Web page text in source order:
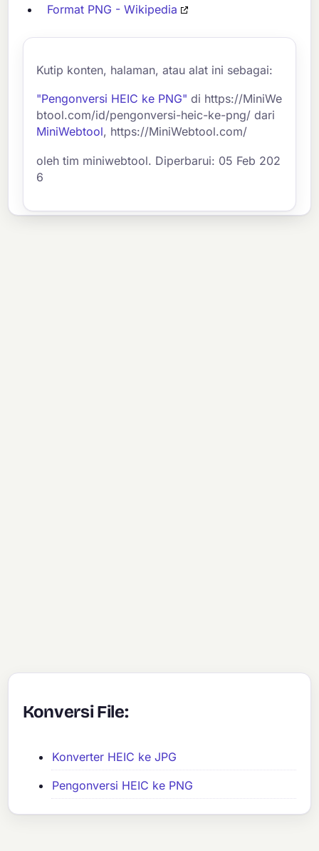
Format PNG - Wikipedia
Kutip konten, halaman, atau alat ini sebagai:
"Pengonversi HEIC ke PNG" di https://MiniWe
btool.com/id/pengonversi-heic-ke-png/ dari
MiniWebtool, https://MiniWebtool.com/
oleh tim miniwebtool. Diperbarui: 05 Feb 202
6
Konversi File:
Konverter HEIC ke JPG
Pengonversi HEIC ke PNG